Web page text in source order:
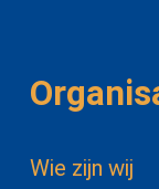
Wie zijn wij